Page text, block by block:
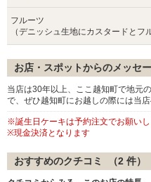
フルーツ
（デニッシュ生地にカスタードとフ
お店・スポットからのメッセ
当店は30年以上、ここ越知町で地元
で、ぜひ越知町にお越しの際には当
※誕生日ケーキは予約注文でお願い
※現金決済となります
おすすめのクチコミ （2 件）